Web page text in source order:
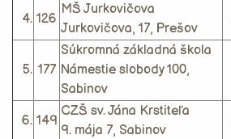
4. 126
MŠ Jurkovičova
Jurkovičova, 17, Prešov
5. 177
Súkromná základná škola
Námestie slobody 100,
Sabinov
6. 149
CZŠ sv. Jána Krstiteľa
9. mája 7, Sabinov